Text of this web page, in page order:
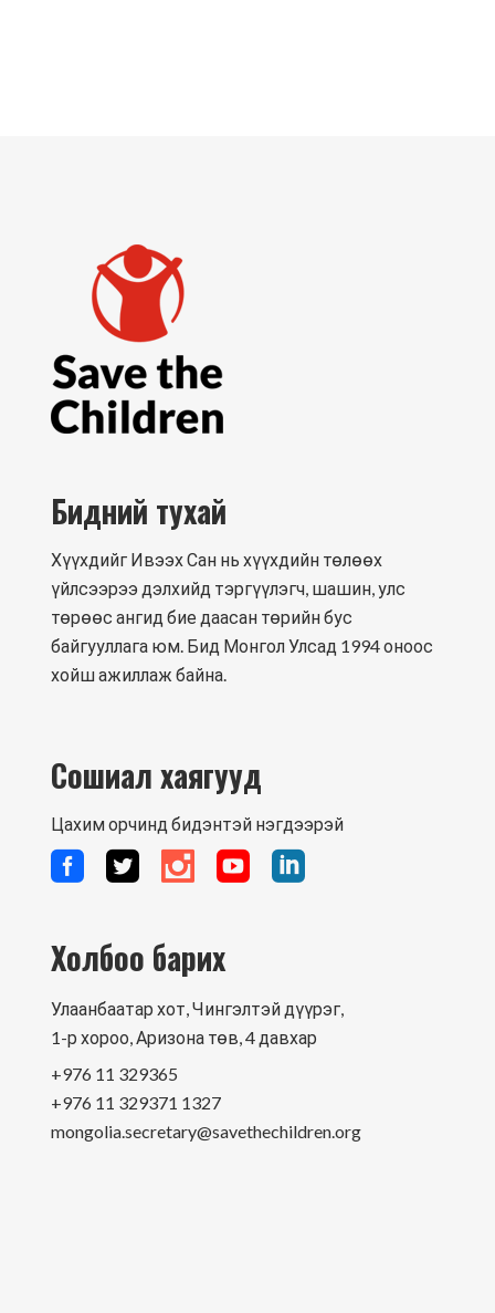
Бидний тухай
Хүүхдийг Ивээх Сан нь хүүхдийн төлөөх
үйлсээрээ дэлхийд тэргүүлэгч, шашин, улс
төрөөс ангид бие даасан төрийн бус
байгууллага юм. Бид Монгол Улсад 1994 оноос
хойш ажиллаж байна.
Сошиал хаягууд
Цахим орчинд бидэнтэй нэгдээрэй
Холбоо барих
Улаанбаатар хот, Чингэлтэй дүүрэг,
1-р хороо, Аризона төв, 4 давхар
+976 11 329365
+976 11 329371 1327
mongolia.secretary@savethechildren.org